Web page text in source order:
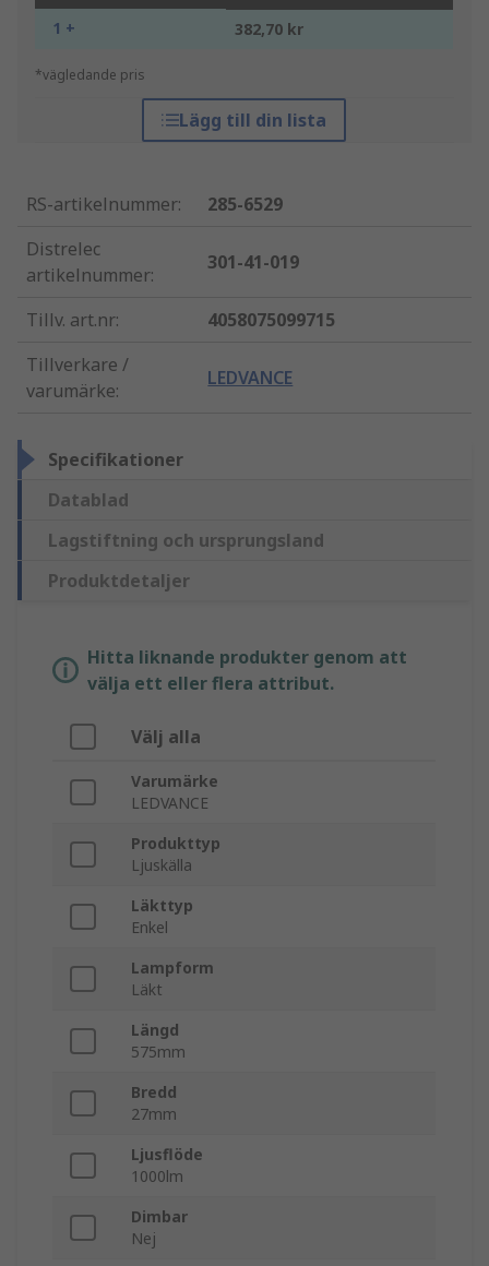
1 + 382,70 kr
*vägledande pris
Lägg till din lista
RS-artikelnummer:
285-6529
Distrelec
artikelnummer:
301-41-019
Tillv. art.nr:
4058075099715
Tillverkare /
varumärke:
LEDVANCE
Specifikationer
Datablad
Lagstiftning och ursprungsland
Produktdetaljer
Hitta liknande produkter genom att
välja ett eller flera attribut.
Välj alla
Varumärke
LEDVANCE
Produkttyp
Ljuskälla
Läkttyp
Enkel
Lampform
Läkt
Längd
575mm
Bredd
27mm
Ljusflöde
1000lm
Dimbar
Nej